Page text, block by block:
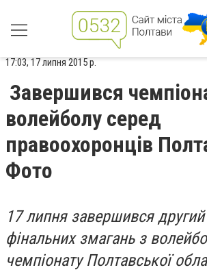
17:03, 17 липня 2015 р.
Завершився
волейболу серед
правоохоронців
Фото
17 липня завершився другий
фінальних змагань з
чемпіонату Полтавської